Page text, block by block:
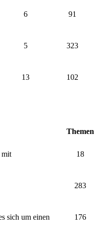
6 91
5 323
13 102
Themen
mit
18
283
sich um einen
176